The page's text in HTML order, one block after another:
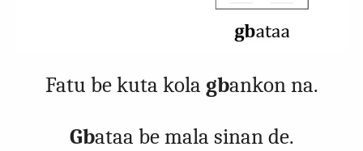
Fatu be kuta kola gbankon na.
Gbataa be mala sinan de.